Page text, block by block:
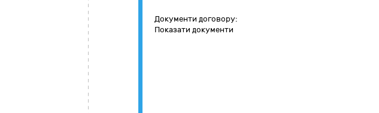
Документи договору:
Показати документи